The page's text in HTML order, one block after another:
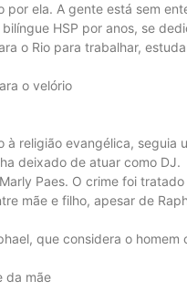
ela. A gente está sem
HSP por anos, se
o Rio para trabalhar,
o velório
religião evangélica, seguia
deixado de atuar como DJ.
Paes. O crime foi
mãe e filho, apesar de
que considera o homem
da mãe